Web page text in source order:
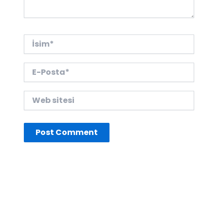
İsim*
Posta*
sitesi